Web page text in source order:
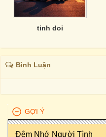
tinh doi
Bình Luận
GỢI Ý
Đêm Nhớ Người Tình